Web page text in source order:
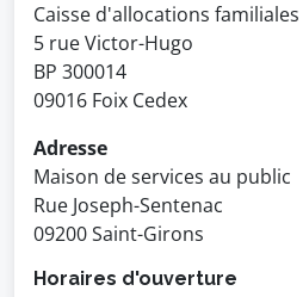
Caisse d'allocations
5 rue Victor-Hugo
BP 300014
09016 Foix Cedex
Adresse
Maison de services au public
Rue Joseph-Sentenac
09200 Saint-Girons
Horaires d'ouverture